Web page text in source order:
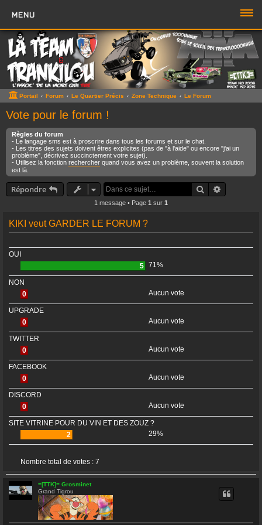
MENU
PORTAIL
FORUM
ZONE TTK
Boutique TTK
TROMBI
ACCÈS RAPIDE
Sujets sans réponse
Rechercher
Page du Chat
CONNEXION
S’ENREGISTRER
Portail Forum Le Quartier Précis Zone Technique Le Forum
Vote pour le forum !
Règles du forum
- Le langage sms est à proscrire dans tous les forums et sur le chat.
- Les titres des sujets doivent êtres explicites (pas de "à l'aide" ou encore "j'ai un
problème", décrivez succinctement votre sujet).
- Utilisez la fonction rechercher quand vous avez un problème, souvent la solution
est là.
Répondre Rechercher
1 message • Page 1 sur 1
KIKI veut GARDER LE FORUM ?
OUI
5 71%
NON
0
Aucun vote
UPGRADE
0
Aucun vote
TWITTER
0
Aucun vote
FACEBOOK
0
Aucun vote
DISCORD
0
Aucun vote
SITE VITRINE POUR DU VIN ET DES ZOUZ ?
2
29%
Nombre total de votes : 7
=[TTK]= Grosminet
Grand Tigrou